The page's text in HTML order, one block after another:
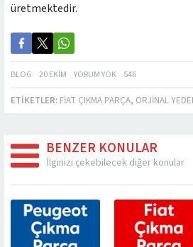
üretmektedir.
BLOG 20 EKIM YORUM YOK 546
ETIKETLER: FIAT ÇIKMA PARÇA, ORJINAL
BENZER KONULAR
İlginizi çekebilecek diğer konular